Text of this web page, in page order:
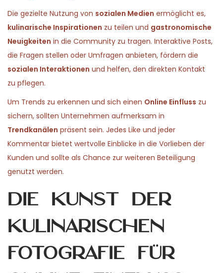
Die gezielte Nutzung von sozialen Medien ermöglicht es,
kulinarische Inspirationen zu teilen und gastronomische
Neuigkeiten in die Community zu tragen. Interaktive Posts,
die Fragen stellen oder Umfragen anbieten, fördern die
sozialen Interaktionen und helfen, den direkten Kontakt
zu pflegen.
Um Trends zu erkennen und sich einen Online Einfluss zu
sichern, sollten Unternehmen aufmerksam in
Trendkanälen präsent sein. Jedes Like und jeder
Kommentar bietet wertvolle Einblicke in die Vorlieben der
Kunden und sollte als Chance zur weiteren Beteiligung
genutzt werden.
Die Kunst der
kulinarischen
Fotografie für